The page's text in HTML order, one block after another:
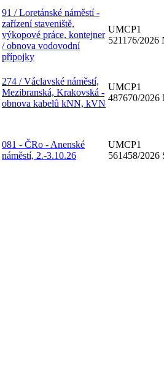
91 / Loretánské náměstí -
zařízení staveniště,
výkopové práce, kontejner
/ obnova vodovodní
přípojky
UMCP1
521176/2026
274 / Václavské náměstí,
Mezibranská, Krakovská -
obnova kabelů kNN, kVN
UMCP1
487670/2026
081 - ČRo - Anenské
náměstí, 2.-3.10.26
UMCP1
561458/2026